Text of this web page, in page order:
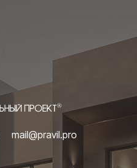
mail@pravil.pro